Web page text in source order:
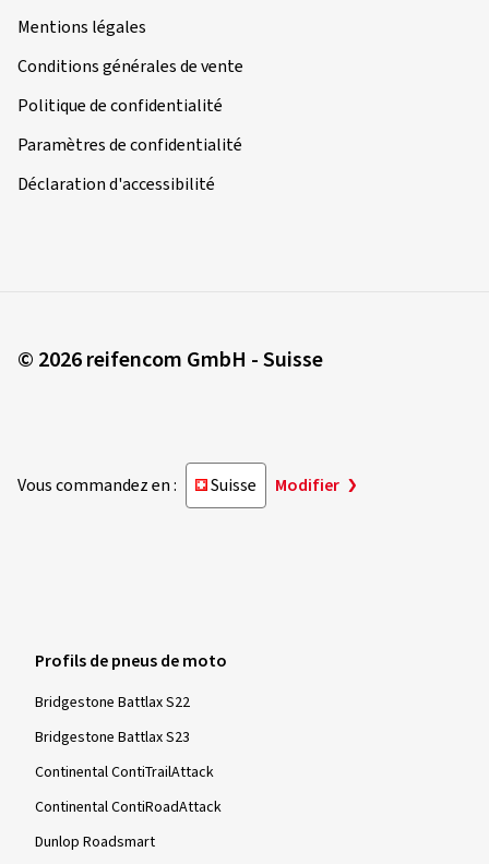
Mentions légales
Conditions générales de vente
Politique de confidentialité
Paramètres de confidentialité
Déclaration d'accessibilité
© 2026 reifencom GmbH - Suisse
Vous commandez en : Suisse Modifier
Profils de pneus de moto
Bridgestone Battlax S22
Bridgestone Battlax S23
Continental ContiTrailAttack
Continental ContiRoadAttack
Dunlop Roadsmart